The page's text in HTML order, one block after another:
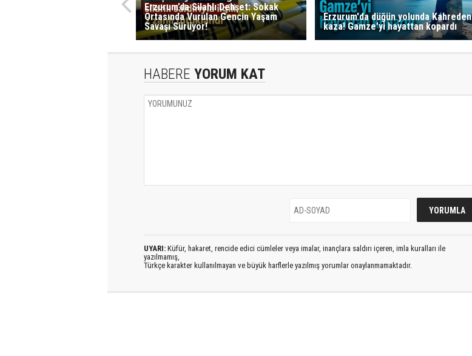
Erzurum’da Silahlı Dehşet: Sokak
Ortasında Vurulan Gencin Yaşam
Savaşı Sürüyor!
Erzurum'da düğün yolunda Kahreden
kaza! Gamze'yi hayattan kopardı
HABERE YORUM KAT
UYARI: Küfür, hakaret, rencide edici cümleler veya imalar, inançlara saldırı içeren, imla kuralları ile
yazılmamış,
Türkçe karakter kullanılmayan ve büyük harflerle yazılmış yorumlar onaylanmamaktadır.